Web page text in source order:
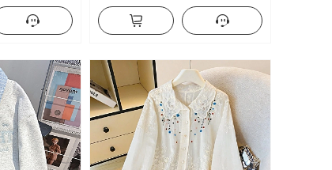
bajo Holgado
Casual Wei
de pierna
Vaqueros Holgado Kuo Pierna Casual
Pantalones